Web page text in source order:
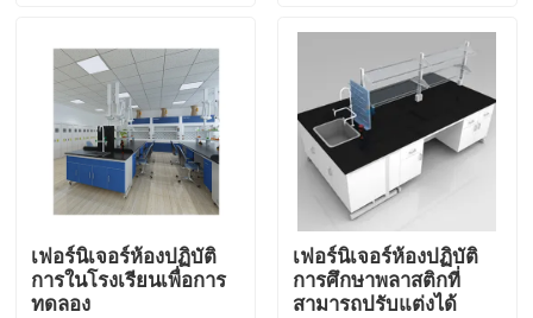
รายชื่อผู้ติดต่อ
ผลิตภัณฑ์
เฟอร์นิเจอร์ห้องปฏิบัติการที่ทันสมัย
เฟอร์นิเจอร์ห้องปฏิบัติ
การในโรงเรียนเพื่อการ
ทดลอง
เฟอร์นิเจอร์ห้องปฏิบัติ
การศึกษาพลาสติกที่
สามารถปรับแต่งได้